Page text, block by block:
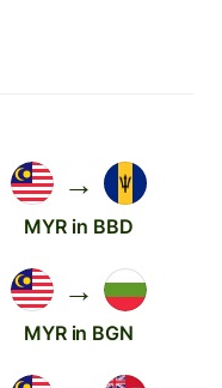
→
MYR in BBD
→
MYR in BGN